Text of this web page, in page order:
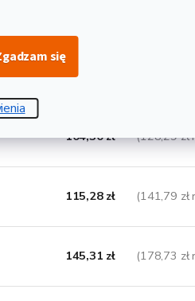
się
86,80 zł
104,30 zł (128,29 zł
115,28 zł (141,79 zł
145,31 zł (178,73 zł